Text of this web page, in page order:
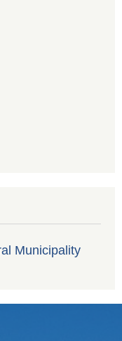
Municipality